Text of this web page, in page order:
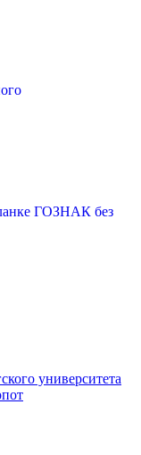
ГОЗНАК без
университета